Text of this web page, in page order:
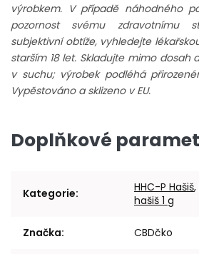
výrobkem. V případě náhodného
pozornost svému zdravotnímu
subjektivní obtíže, vyhledejte
starším 18 let. Skladujte mimo dosah
v suchu; výrobek podléhá
Vypěstováno a sklizeno v EU.
Doplňkové
Kategorie: HHC-P Hašiš,
hašiš 1 g
Značka: CBDčko